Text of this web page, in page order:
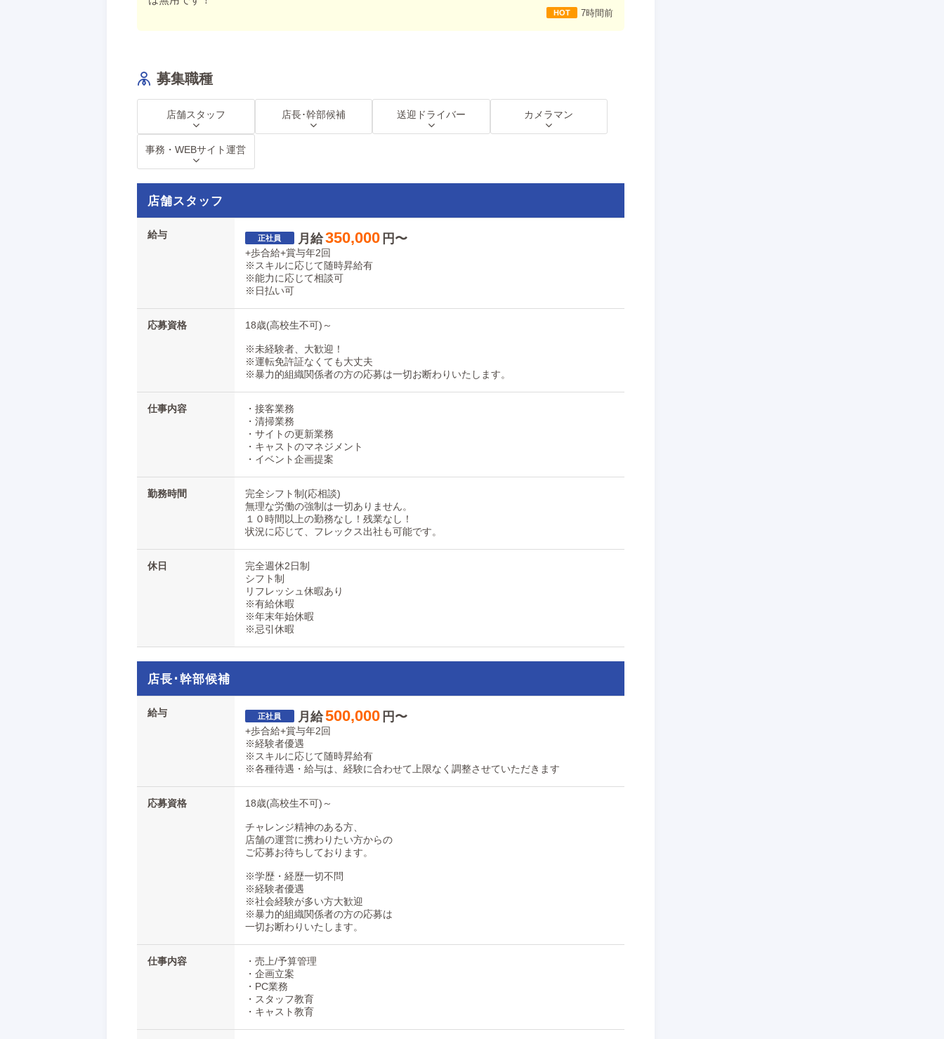
ご家庭のある方や、趣味の時間を大切にしたい方にもぴったりです。
「頑張ることが昇給につながり、
昇給がまた頑張りにつながる」
そう考える当グループでは、各種特別手当、役職手当など、
勤続期間ではなく、あなたの頑張る姿勢に応じて様々なインセンティブをご用意しております。
【給与】
・店長幹部候補：月収50万円〜+賞与年2回+インセンティブ
※研修期間有※日払い可能 ※各種手当あり
▶︎その他待遇
・初期費用不要のマンション寮あり
・未経験者歓迎
その他、働きやすい各種待遇をご用意しております。
面接は随時行っておりますので、まずはお気軽にお問い合わせくださいませ。
＝＝＝＝＝＝＝＝＝＝＝＝＝＝＝
TEL： 0120-844-443 (通話無料)
MAIL： spark-group@docomo.ne.jp
LINE ID： @225fzfdh
お問い合わせは24時間受付中です。
まずはお話からも歓迎しておりますので、
お気軽にご連絡下さいませ。
7時間前
募集職種
店舗スタッフ 店長･幹部候補 送迎ドライバー カメラマン
事務・WEBサイト運営
店舗スタッフ
給与 月給350,000 円〜
+歩合給+賞与年2回
※スキルに応じて随時昇給有
※能力に応じて相談可
※日払い可
応募資格 18歳(高校生不可)～
※未経験者、大歓迎！
※運転免許証なくても大丈夫
※暴力的組織関係者の方の応募は一切お断わりいたします。
仕事内容
・接客業務
・清掃業務
・サイトの更新業務
・キャストのマネジメント
・イベント企画提案
勤務時間
完全シフト制(応相談)
無理な労働の強制は一切ありません。
１０時間以上の勤務なし！残業なし！
状況に応じて、フレックス出社も可能です。
休日
完全週休2日制
シフト制
リフレッシュ休暇あり
※有給休暇
※年末年始休暇
※忌引休暇
店長･幹部候補
給与 月給500,000 円〜
+歩合給+賞与年2回
※経験者優遇
※スキルに応じて随時昇給有
※各種待遇・給与は、経験に合わせて上限なく調整させていただきます
応募資格 18歳(高校生不可)～
チャレンジ精神のある方、
店舗の運営に携わりたい方からの
ご応募お待ちしております。
※学歴・経歴一切不問
※経験者優遇
※社会経験が多い方大歓迎
※暴力的組織関係者の方の応募は
一切お断わりいたします。
仕事内容
・売上/予算管理
・企画立案
・PC業務
・スタッフ教育
・キャスト教育